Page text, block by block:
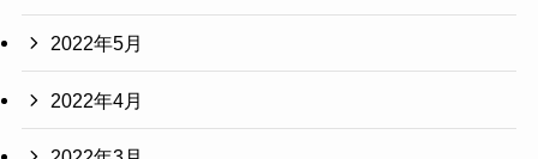
2022年5月
2022年4月